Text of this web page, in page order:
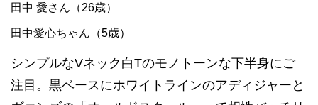
田中 愛さん（26歳）
田中愛心ちゃん（5歳）
シンプルなVネック白Tのモノトーンな下半身にご
注目。黒ベースにホワイトラインのアディジャーと